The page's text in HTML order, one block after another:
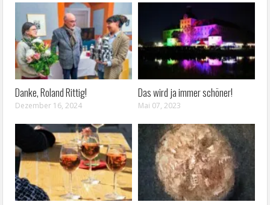
Danke, Roland Rittig!
Dezember 16, 2024
Das wird ja immer schöner!
Mai 07, 2023